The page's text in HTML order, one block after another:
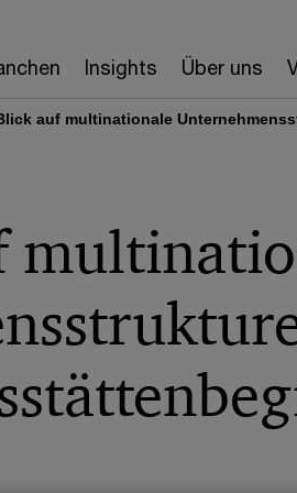
Insights Über uns
auf multinationale